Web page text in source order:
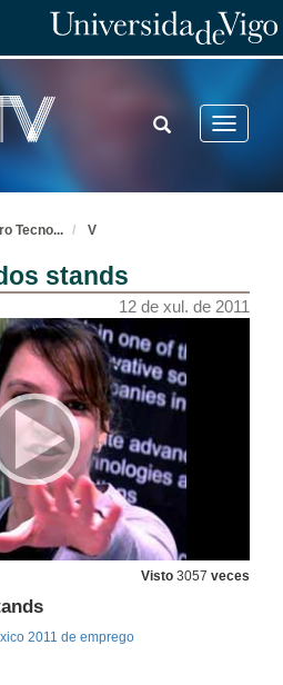
Toggle
TOGGLE
SEARCH
Tecno... V
stands
12 de xul. de 2011
Visto 3057 veces
2011 de emprego